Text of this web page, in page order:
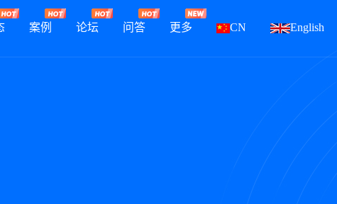
案例 论坛 问答 更多 CN English